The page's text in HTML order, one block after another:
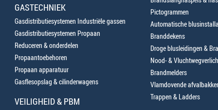
GASTECHNIEK
Gasdistributiesystemen Industriële gassen
Gasdistributiesystemen Propaan
Reduceren & onderdelen
Propaantoebehoren
Propaan apparatuur
Gasflesopslag & cilinderwagens
VEILIGHEID & PBM
Pictogrammen
Automatische
Branddekens
Droge blusleidingen &
Nood- &
Brandmelders
Vlamdovende
Trappen & Ladders